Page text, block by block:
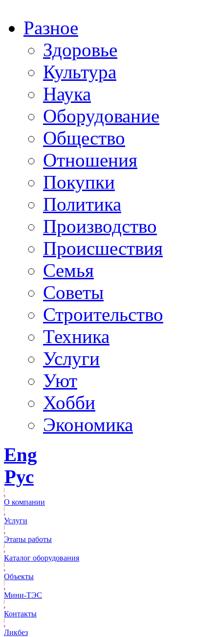
Разное
Здоровье
Культура
Наука
Оборудование
Общество
Отношения
Покупки
Политика
Производство
Происшествия
Семья
Советы
Строительство
Техника
Услуги
Уют
Хобби
Экономика
Eng
Рус
О компании
Услуги
Этапы работы
Каталог оборудования
Объекты
Mини-ТЭС
Контакты
Ликбез